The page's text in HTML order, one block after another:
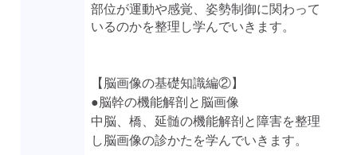
部位が運動や感覚、姿勢制御に関わって
いるのかを整理し学んでいきます。
【脳画像の基礎知識編②】
●脳幹の機能解剖と脳画像
中脳、橋、延髄の機能解剖と障害を整理
し脳画像の診かたを学んでいきます。